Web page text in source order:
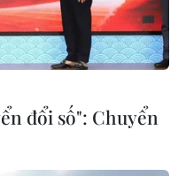
đổi số": Chuyển